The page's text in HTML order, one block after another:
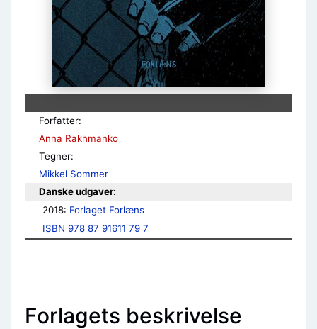
Forfatter:
Anna Rakhmanko
Tegner:
Mikkel Sommer
Danske udgaver:
2018: Forlaget Forlæns
ISBN 978 87 91611 79 7
Forlagets beskrivelse